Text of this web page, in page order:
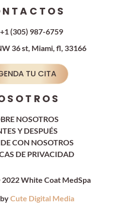
+1 (305) 987-6759
36 st, Miami, fl, 33166
TU CITA
NOSOTROS
Y DESPUÉS
CON NOSOTROS
DE PRIVACIDAD
White Coat MedSpa
Cute Digital Media